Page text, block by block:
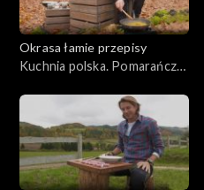
Okrasa łamie przepisy
Kuchnia polska. Pomarańcze